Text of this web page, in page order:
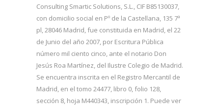
Consulting Smartic Solutions, S.L., CIF B85130037,
con domicilio social en Pº de la Castellana, 135 7ª
pl, 28046 Madrid, fue constituida en Madrid, el 22
de Junio del año 2007, por Escritura Pública
número mil ciento cinco, ante el notario Don
Jesús Roa Martínez, del Ilustre Colegio de Madrid.
Se encuentra inscrita en el Registro Mercantil de
Madrid, en el tomo 24477, libro 0, folio 128,
sección 8, hoja M440343, inscripción 1. Puede ver